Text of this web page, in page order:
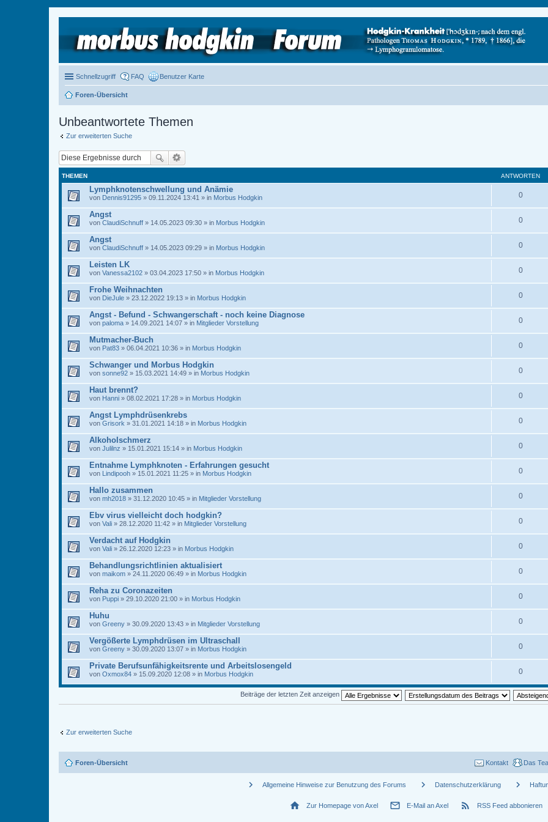
Schnellzugriff FAQ Benutzer Karte
Foren-Übersicht
Unbeantwortete Themen
Zur erweiterten Suche
THEMEN ANTWORTEN
Lymphknotenschwellung und Anämie
von Dennis91295 » 09.11.2024 13:41 » in Morbus Hodgkin 0
Angst
von ClaudiSchnuff » 14.05.2023 09:30 » in Morbus Hodgkin 0
Angst
von ClaudiSchnuff » 14.05.2023 09:29 » in Morbus Hodgkin 0
Leisten LK
von Vanessa2102 » 03.04.2023 17:50 » in Morbus Hodgkin 0
Frohe Weihnachten
von DieJule » 23.12.2022 19:13 » in Morbus Hodgkin 0
Angst - Befund - Schwangerschaft - noch keine Diagnose
von paloma » 14.09.2021 14:07 » in Mitglieder Vorstellung 0
Mutmacher-Buch
von Pat83 » 06.04.2021 10:36 » in Morbus Hodgkin 0
Schwanger und Morbus Hodgkin
von sonne92 » 15.03.2021 14:49 » in Morbus Hodgkin 0
Haut brennt?
von Hanni » 08.02.2021 17:28 » in Morbus Hodgkin 0
Angst Lymphdrüsenkrebs
von Grisork » 31.01.2021 14:18 » in Morbus Hodgkin 0
Alkoholschmerz
von Julilnz » 15.01.2021 15:14 » in Morbus Hodgkin 0
Entnahme Lymphknoten - Erfahrungen gesucht
von Lindipooh » 15.01.2021 11:25 » in Morbus Hodgkin 0
Hallo zusammen
von mh2018 » 31.12.2020 10:45 » in Mitglieder Vorstellung 0
Ebv virus vielleicht doch hodgkin?
von Vali » 28.12.2020 11:42 » in Mitglieder Vorstellung 0
Verdacht auf Hodgkin
von Vali » 26.12.2020 12:23 » in Morbus Hodgkin 0
Behandlungsrichtlinien aktualisiert
von maikom » 24.11.2020 06:49 » in Morbus Hodgkin 0
Reha zu Coronazeiten
von Puppi » 29.10.2020 21:00 » in Morbus Hodgkin 0
Huhu
von Greeny » 30.09.2020 13:43 » in Mitglieder Vorstellung 0
Vergößerte Lymphdrüsen im Ultraschall
von Greeny » 30.09.2020 13:07 » in Morbus Hodgkin 0
Private Berufsunfähigkeitsrente und Arbeitslosengeld
von Oxmox84 » 15.09.2020 12:08 » in Morbus Hodgkin 0
Beiträge der letzten Zeit anzeigen
Zur erweiterten Suche
Foren-Übersicht Das
Kontakt
chevron_right Allgemeine Hinweise zur Benutzung des Forums chevron_right Datenschutzerklärung chevron_right
home Zur Homepage von Axel mail_outline E-Mail an Axel rss_feed RSS Feed abbonieren